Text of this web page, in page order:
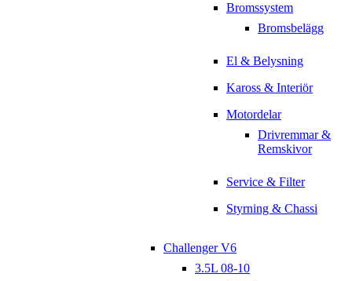
Bromssystem
Bromsbelägg
El & Belysning
Kaross & Interiör
Motordelar
Drivremmar &
Remskivor
Service & Filter
Styrning & Chassi
Challenger V6
3.5L 08-10